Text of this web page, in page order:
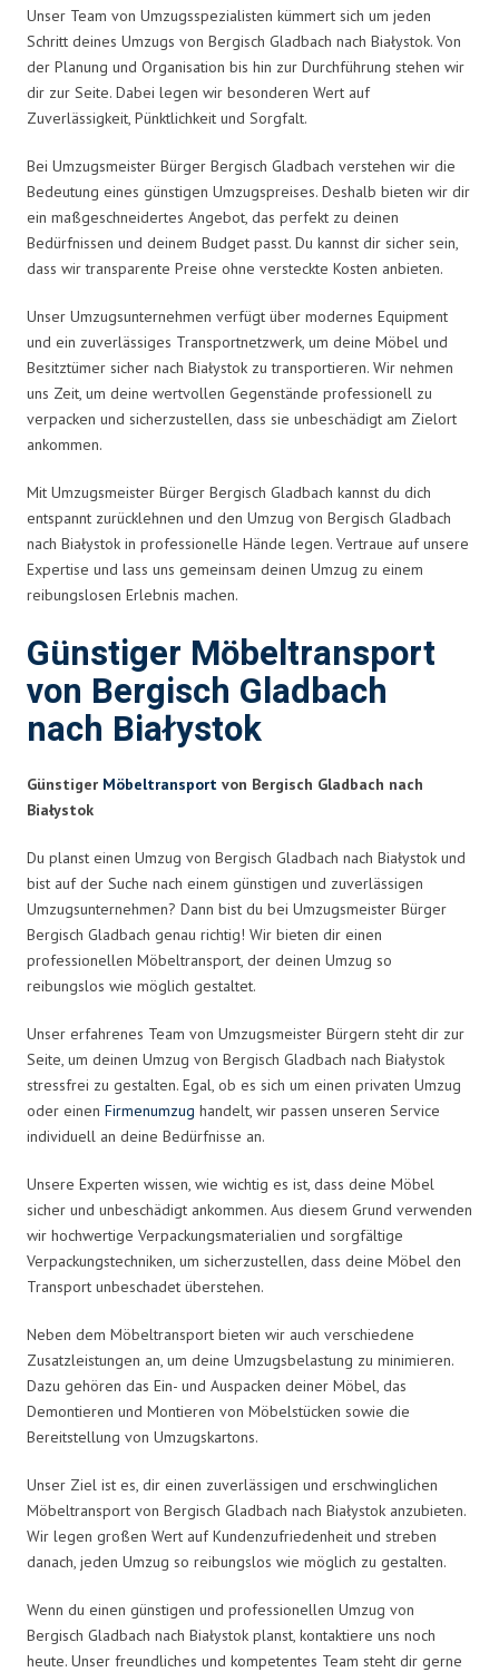
Unser Team von Umzugsspezialisten kümmert sich um jeden
Schritt deines Umzugs von Bergisch Gladbach nach Białystok. Von
der Planung und Organisation bis hin zur Durchführung stehen wir
dir zur Seite. Dabei legen wir besonderen Wert auf
Zuverlässigkeit, Pünktlichkeit und Sorgfalt.
Bei Umzugsmeister Bürger Bergisch Gladbach verstehen wir die
Bedeutung eines günstigen Umzugspreises. Deshalb bieten wir dir
ein maßgeschneidertes Angebot, das perfekt zu deinen
Bedürfnissen und deinem Budget passt. Du kannst dir sicher sein,
dass wir transparente Preise ohne versteckte Kosten anbieten.
Unser Umzugsunternehmen verfügt über modernes Equipment
und ein zuverlässiges Transportnetzwerk, um deine Möbel und
Besitztümer sicher nach Białystok zu transportieren. Wir nehmen
uns Zeit, um deine wertvollen Gegenstände professionell zu
verpacken und sicherzustellen, dass sie unbeschädigt am Zielort
ankommen.
Mit Umzugsmeister Bürger Bergisch Gladbach kannst du dich
entspannt zurücklehnen und den Umzug von Bergisch Gladbach
nach Białystok in professionelle Hände legen. Vertraue auf unsere
Expertise und lass uns gemeinsam deinen Umzug zu einem
reibungslosen Erlebnis machen.
Günstiger Möbeltransport
von Bergisch Gladbach
nach Białystok
Günstiger Möbeltransport von Bergisch Gladbach nach
Białystok
Du planst einen Umzug von Bergisch Gladbach nach Białystok und
bist auf der Suche nach einem günstigen und zuverlässigen
Umzugsunternehmen? Dann bist du bei Umzugsmeister Bürger
Bergisch Gladbach genau richtig! Wir bieten dir einen
professionellen Möbeltransport, der deinen Umzug so
reibungslos wie möglich gestaltet.
Unser erfahrenes Team von Umzugsmeister Bürgern steht dir zur
Seite, um deinen Umzug von Bergisch Gladbach nach Białystok
stressfrei zu gestalten. Egal, ob es sich um einen privaten Umzug
oder einen Firmenumzug handelt, wir passen unseren Service
individuell an deine Bedürfnisse an.
Unsere Experten wissen, wie wichtig es ist, dass deine Möbel
sicher und unbeschädigt ankommen. Aus diesem Grund verwenden
wir hochwertige Verpackungsmaterialien und sorgfältige
Verpackungstechniken, um sicherzustellen, dass deine Möbel den
Transport unbeschadet überstehen.
Neben dem Möbeltransport bieten wir auch verschiedene
Zusatzleistungen an, um deine Umzugsbelastung zu minimieren.
Dazu gehören das Ein- und Auspacken deiner Möbel, das
Demontieren und Montieren von Möbelstücken sowie die
Bereitstellung von Umzugskartons.
Unser Ziel ist es, dir einen zuverlässigen und erschwinglichen
Möbeltransport von Bergisch Gladbach nach Białystok anzubieten.
Wir legen großen Wert auf Kundenzufriedenheit und streben
danach, jeden Umzug so reibungslos wie möglich zu gestalten.
Wenn du einen günstigen und professionellen Umzug von
Bergisch Gladbach nach Białystok planst, kontaktiere uns noch
heute. Unser freundliches und kompetentes Team steht dir gerne